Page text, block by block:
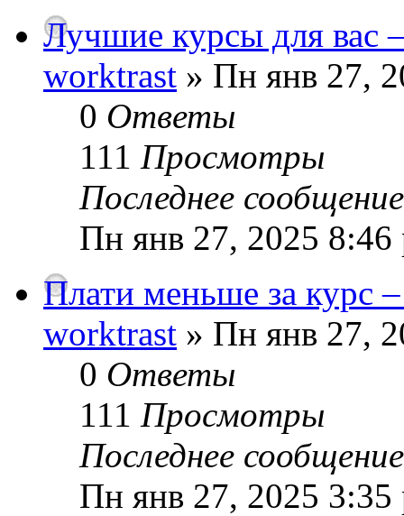
Лучшие курсы для вас
worktrast » Пн янв 27,
0 Ответы
111 Просмотры
Последнее
Пн янв 27, 2025 8:46
Плати меньше за курс
worktrast » Пн янв 27,
0 Ответы
111 Просмотры
Последнее
Пн янв 27, 2025 3:35